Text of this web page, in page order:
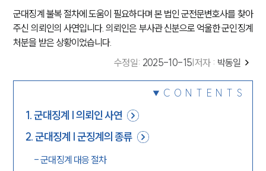
군대징계 불복 절차에 도움이 필요하다며 본 법인 군전문변호사를 찾아
주신 의뢰인의 사연입니다. 의뢰인은 부사관 신분으로 억울한 군인징계
처분을 받은 상황이었습니다.
수정일: 2025-10-15 저자 : 박동일
CONTENTS
1.군대징계 | 의뢰인 사연
2.군대징계 | 군징계의 종류
-군대징계 대응 절차